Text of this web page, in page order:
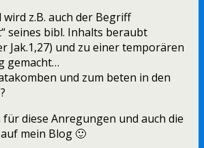
wird z.B. auch der Begriff
seines bibl. Inhalts beraubt
Jak.1,27) und zu einer temporären
gemacht…
und zum beten in den
für diese Anregungen und auch die
mein Blog 🙂